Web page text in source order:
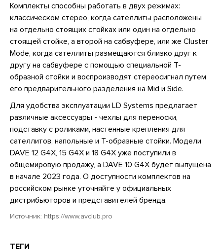
Комплекты способны работать в двух режимах:
классическом стерео, когда сателлиты расположены
на отдельно стоящих стойках или один на отдельно
стоящей стойке, а второй на сабвуфере, или же Cluster
Mode, когда сателлиты размещаются близко друг к
другу на сабвуфере с помощью специальной Т-
образной стойки и воспроизводят стереосигнал путем
его предварительного разделения на Mid и Side.
Для удобства эксплуатации LD Systems предлагает
различные аксессуары - чехлы для переноски,
подставку с роликами, настенные крепления для
сателлитов, напольные и Т-образные стойки. Модели
DAVE 12 G4X, 15 G4X и 18 G4X уже поступили в
общемировую продажу, а DAVE 10 G4X будет выпущена
в начале 2023 года. О доступности комплектов на
российском рынке уточняйте у официальных
дистрибьюторов и представителей бренда.
Источник: https://www.avclub.pro
ТЕГИ